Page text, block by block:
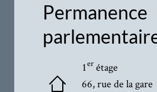
Permanence
1erétage
66, rue de la gare